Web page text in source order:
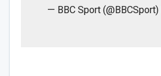
— BBC Sport (@BBCSport)